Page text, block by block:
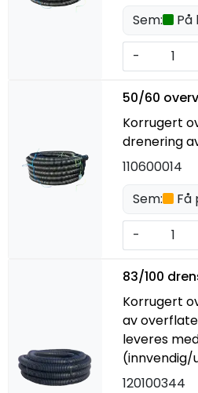
Sem:
På
-
50/60
Korrugert
drenering
110600014
Sem:
Få
-
83/100
Korrugert
av
leveres
(innvendig/
120100344